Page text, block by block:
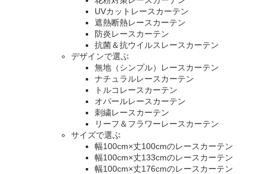
UVカットレースカーテン
遮熱断熱レースカーテン
防炎レースカーテン
抗菌＆抗ウイルスレースカーテン
デザインで選ぶ
無地（シンプル）レースカーテン
ナチュラルレースカーテン
トルコレースカーテン
オパールレースカーテン
刺繍レースカーテン
リーフ＆フラワーレースカーテン
サイズで選ぶ
幅100cm×丈100cmのレースカーテン
幅100cm×丈133cmのレースカーテン
幅100cm×丈176cmのレースカーテン